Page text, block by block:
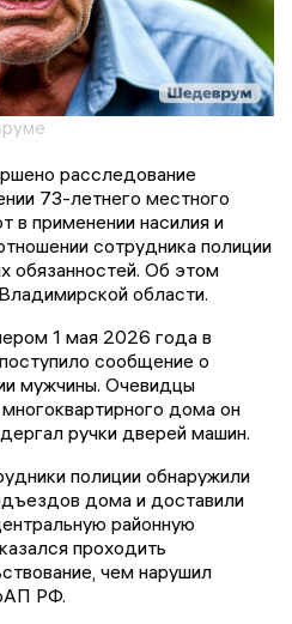
расследование
73-летнего местного
в применении насилия и
сотрудника полиции
обязанностей. Об этом
области.
1 мая 2026 года в
сообщение о
мужчины. Очевидцы
дома он
ручки дверей машин.
полиции обнаружили
дома и доставили
районную
проходить
чем нарушил
РФ.